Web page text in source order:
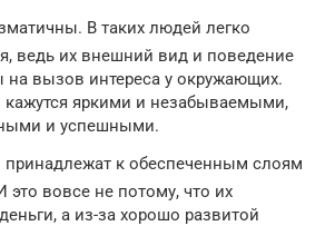
В таких людей легко
ведь их внешний вид и поведение
на вызов интереса у окружающих.
яркими и незабываемыми,
и успешными.
принадлежат к обеспеченным слоям
это вовсе не потому, что их
а из-за хорошо развитой